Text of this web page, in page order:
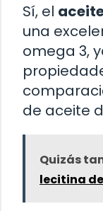
Sí, el
una
omega 3,
de aceite
Quizás
lecitina